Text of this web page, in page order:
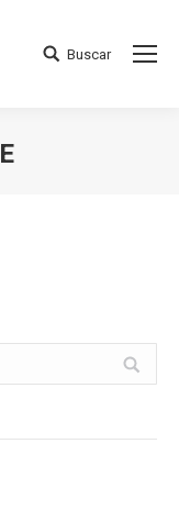
Buscar:
Buscar